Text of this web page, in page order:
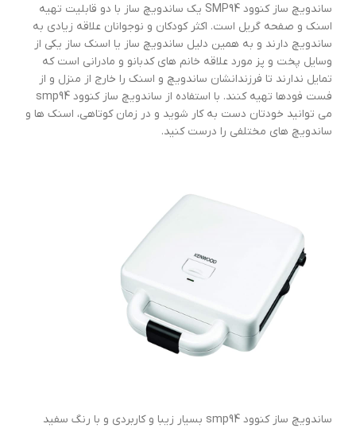
ساندویچ ساز کنوود SMP94 یک ساندویچ ساز با دو قابلیت تهیه
اسنک و صفحه گریل است. اکثر کودکان و نوجوانان علاقه زیادی به
ساندویچ دارند و به همین دلیل ساندویچ ساز یا اسنک ساز یکی از
وسایل پخت و پز مورد علاقه خانم های کدبانو و مادرانی است که
تمایل ندارند تا فرزندانشان ساندویچ و اسنک را خارج از منزل و از
فست فودها تهیه کنند. با استفاده از ساندویچ ساز کنوود smp94
می توانید خودتان دست به کار شوید و در زمان کوتاهی، اسنک ها و
ساندویچ های مختلفی را درست کنید.
ساندویچ ساز کنوود smp94 بسیار زیبا و کاربردی و با رنگ سفید